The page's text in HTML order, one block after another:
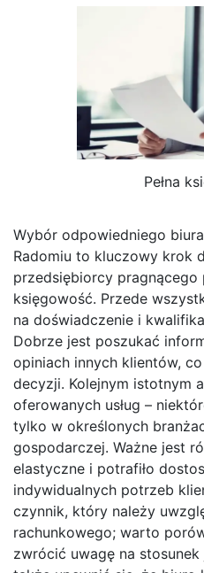
Pełna
Wybór odpowiedniego
Radomiu to kluczowy krok
przedsiębiorcy pragnącego
księgowość. Przede
na doświadczenie i
Dobrze jest poszukać
opiniach innych klientów,
decyzji. Kolejnym istotnym
oferowanych usług –
tylko w określonych
gospodarczej. Ważne jest
elastyczne i potrafiło
indywidualnych potrzeb
czynnik, który należy
rachunkowego; warto
zwrócić uwagę na